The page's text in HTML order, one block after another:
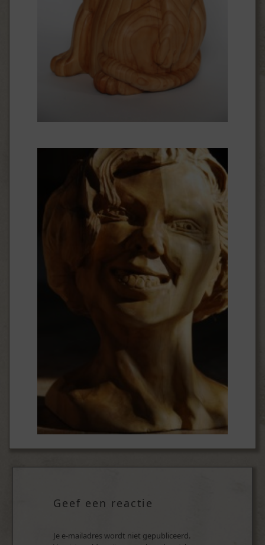
Geef een reactie
Je e-mailadres wordt niet gepubliceerd.